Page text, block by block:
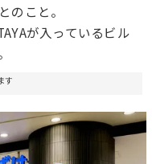
のこと。
が入っているビル
す